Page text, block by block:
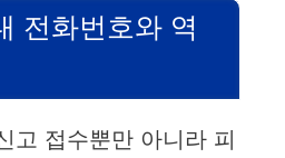
전화번호와 역
고 접수뿐만 아니라 피